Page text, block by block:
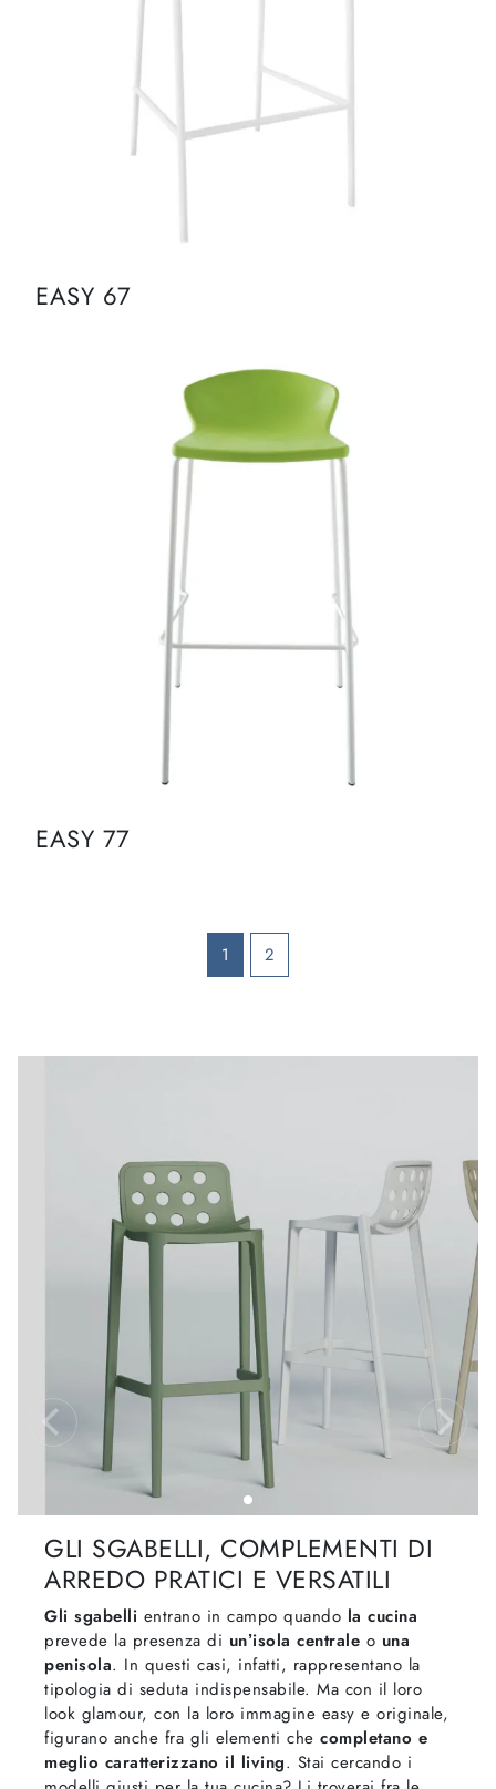
EASY 67
EASY 77
1 2
GLI SGABELLI, COMPLEMENTI DI
ARREDO PRATICI E VERSATILI
Gli sgabelli entrano in campo quando la cucina
prevede la presenza di un’isola centrale o una
penisola. In questi casi, infatti, rappresentano la
tipologia di seduta indispensabile. Ma con il loro
look glamour, con la loro immagine easy e originale,
figurano anche fra gli elementi che completano e
meglio caratterizzano il living. Stai cercando i